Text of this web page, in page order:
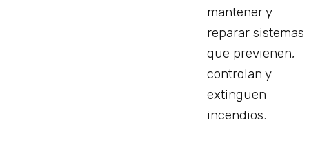
mantener y
reparar sistemas
que previenen,
controlan y
extinguen
incendios.